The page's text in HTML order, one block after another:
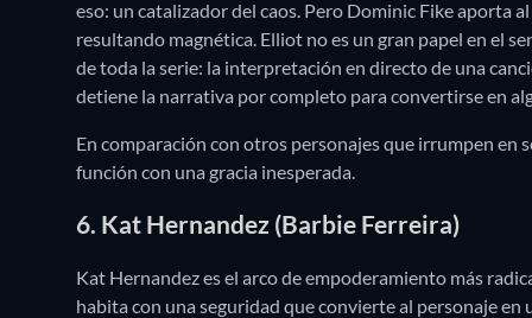
eso: un catalizador del caos. Pero Dominic Fike aporta
resultando magnética. Elliot no es un gran papel en el
de toda la serie: la interpretación en directo de una
detiene la narrativa por completo para convertirse en
En comparación con otros personajes que irrumpen en
función con una gracia inesperada.
6. Kat Hernandez (Barbie Ferreira)
Kat Hernandez es el arco de empoderamiento más
habita con una seguridad que convierte al personaje